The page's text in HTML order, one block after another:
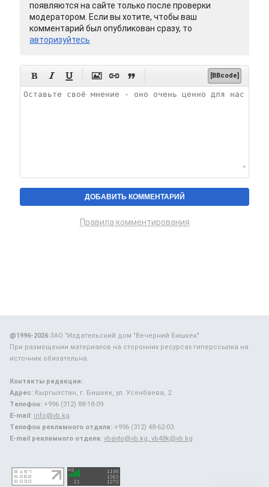
появляются на сайте только после проверки
модератором. Если вы хотите, чтобы ваш
комментарий был опубликован сразу, то
авторизуйтесь
      [BBcode]
Правила комментирования
@1996-2026ЗАО "Издательский дом "Вечерний Бишкек"
При размещении материалов на сторонних ресурсах гиперссылка на
источник обязательна.
Контакты редакции:
Адрес: Кыргызстан, г. Бишкек, ул. Усенбаева, 2.
Телефон: +996 (312) 88-18-09.
E-mail: info@vb.kg
Телефон рекламного отдела: +996 (312) 48-62-03.
E-mail рекламного отдела: vbavto@vb.kg, vb48k@vb.kg